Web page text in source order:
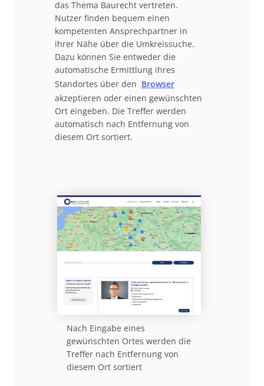
das Thema Baurecht vertreten.
Nutzer finden bequem einen
kompetenten Ansprechpartner in
ihrer Nähe über die Umkreissuche.
Dazu können Sie entweder die
automatische Ermittlung ihres
Standortes über den Browser
akzeptieren oder einen gewünschten
Ort eingeben. Die Treffer werden
automatisch nach Entfernung von
diesem Ort sortiert.
Nach Eingabe eines
gewünschten Ortes werden die
Treffer nach Entfernung von
diesem Ort sortiert